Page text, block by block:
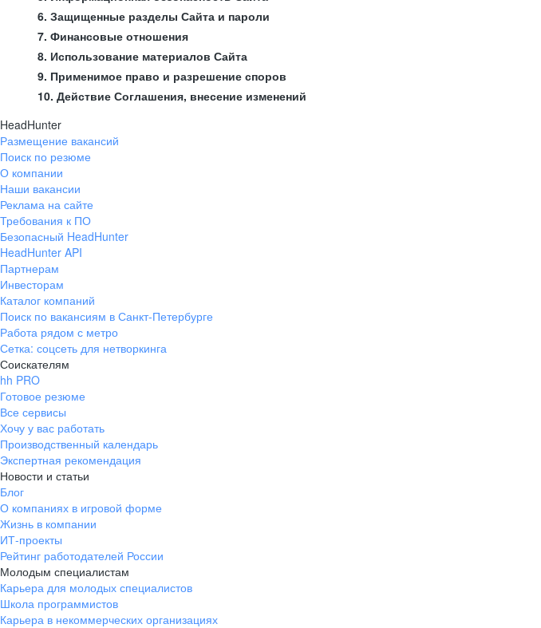
6. Защищенные разделы Сайта и пароли
7. Финансовые отношения
8. Использование материалов Сайта
9. Применимое право и разрешение споров
10. Действие Соглашения, внесение изменений
HeadHunter
Размещение вакансий
Поиск по резюме
О компании
Наши вакансии
Реклама на сайте
Требования к ПО
Безопасный HeadHunter
HeadHunter API
Партнерам
Инвесторам
Каталог компаний
Поиск по вакансиям в Санкт-Петербурге
Работа рядом с метро
Сетка: соцсеть для нетворкинга
Соискателям
hh PRO
Готовое резюме
Все сервисы
Хочу у вас работать
Производственный календарь
Экспертная рекомендация
Новости и статьи
Блог
О компаниях в игровой форме
Жизнь в компании
ИТ-проекты
Рейтинг работодателей России
Молодым специалистам
Карьера для молодых специалистов
Школа программистов
Карьера в некоммерческих организациях